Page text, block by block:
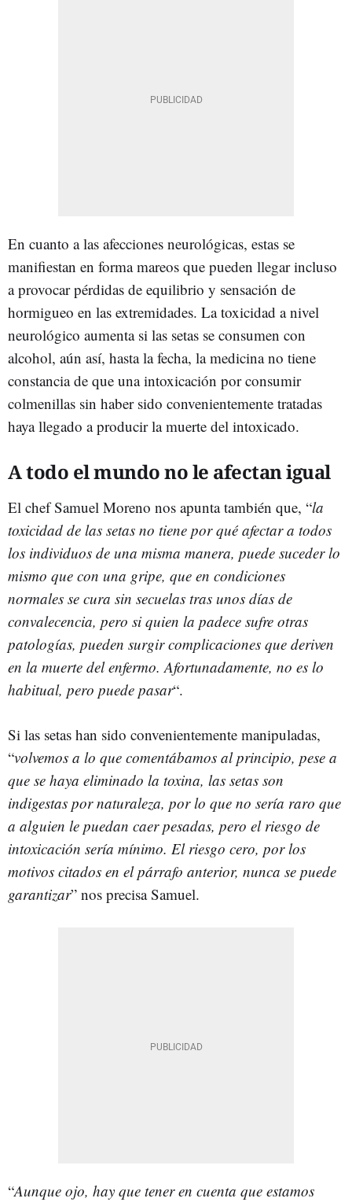
En cuanto a las afecciones neurológicas, estas se
manifiestan en forma mareos que pueden llegar incluso
a provocar pérdidas de equilibrio y sensación de
hormigueo en las extremidades. La toxicidad a nivel
neurológico aumenta si las setas se consumen con
alcohol, aún así, hasta la fecha, la medicina no tiene
constancia de que una intoxicación por consumir
colmenillas sin haber sido convenientemente tratadas
haya llegado a producir la muerte del intoxicado.
A todo el mundo no le afectan igual
El chef Samuel Moreno nos apunta también que, “la
toxicidad de las setas no tiene por qué afectar a todos
los individuos de una misma manera, puede suceder lo
mismo que con una gripe, que en condiciones
normales se cura sin secuelas tras unos días de
convalecencia, pero si quien la padece sufre otras
patologías, pueden surgir complicaciones que deriven
en la muerte del enfermo. Afortunadamente, no es lo
habitual, pero puede pasar“.
Si las setas han sido convenientemente manipuladas,
“volvemos a lo que comentábamos al principio, pese a
que se haya eliminado la toxina, las setas son
indigestas por naturaleza, por lo que no sería raro que
a alguien le puedan caer pesadas, pero el riesgo de
intoxicación sería mínimo. El riesgo cero, por los
motivos citados en el párrafo anterior, nunca se puede
garantizar” nos precisa Samuel.
“Aunque ojo, hay que tener en cuenta que estamos